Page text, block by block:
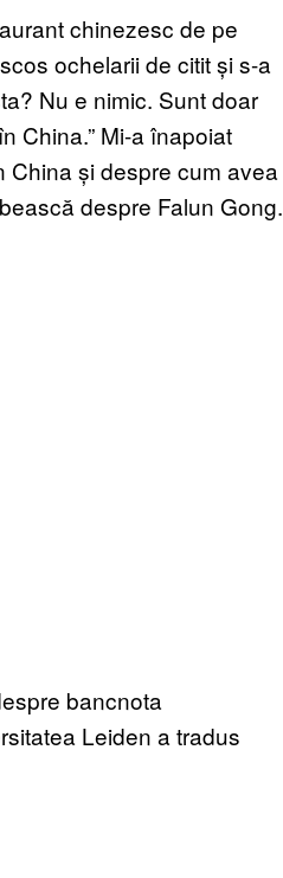
chinezesc de pe
ochelarii de citit și s-a
Nu e nimic. Sunt doar
China.” Mi-a înapoiat
și despre cum avea
despre Falun Gong.
bancnota
Leiden a tradus